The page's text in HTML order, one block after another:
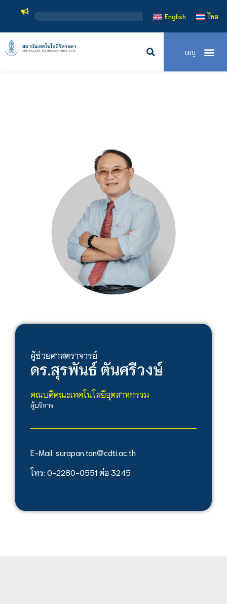
English ไทย
ผู้ช่วยศาสตราจารย์
ดร.สุรพันธ์ ตันศรีวงษ์
คณบดีคณะเทคโนโลยีอุตสาหกรรม
ผู้บริหาร
E-Mail: surapan.tan@cdti.ac.th
โทร: 0-2280-0551 ต่อ 3245